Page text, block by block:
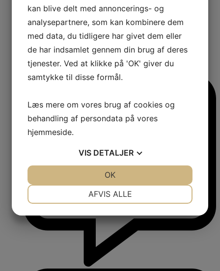
Comments:
kan blive delt med annoncerings- og
analysepartnere, som kan kombinere dem
med data, du tidligere har givet dem eller
de har indsamlet gennem din brug af deres
tjenester. Ved at klikke på 'OK' giver du
samtykke til disse formål.
Læs mere om vores brug af cookies og
behandling af persondata på vores
hjemmeside.
VIS DETALJER
AFVIS ALLE
OK